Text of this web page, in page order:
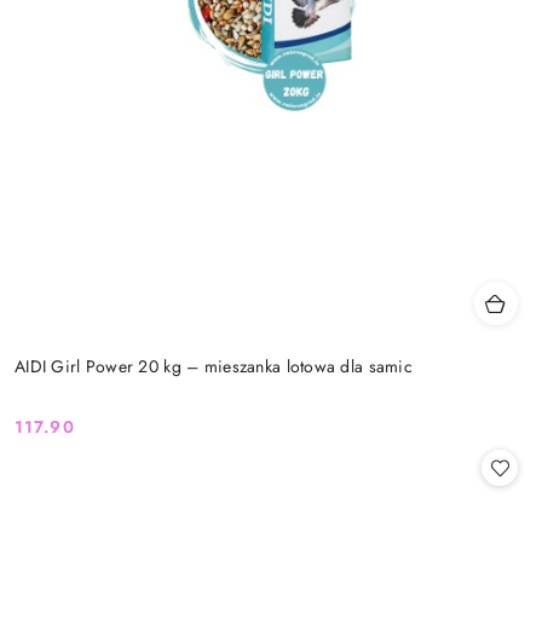
AIDI Girl Power 20 kg – mieszanka lotowa dla samic
Cena:
117.90